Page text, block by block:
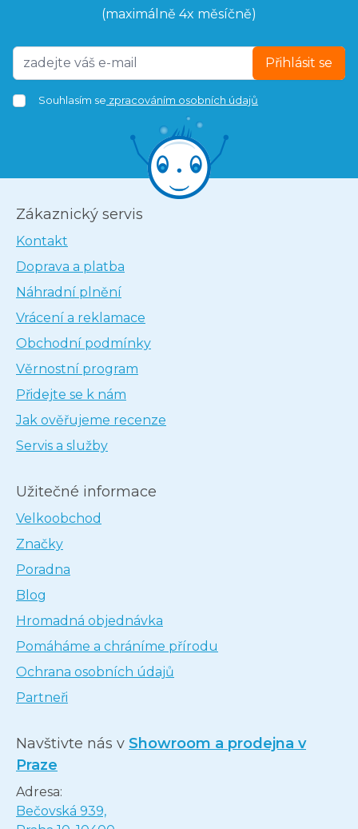
(maximálně 4x měsíčně)
Přihlásit se
Souhlasím se zpracováním osobních údajů
Zákaznický servis
Kontakt
Doprava a platba
Náhradní plnění
Vrácení a reklamace
Obchodní podmínky
Věrnostní program
Přidejte se k nám
Jak ověřujeme recenze
Servis a služby
Užitečné informace
Velkoobchod
Značky
Poradna
Blog
Hromadná objednávka
Pomáháme a chráníme přírodu
Ochrana osobních údajů
Partneři
Navštivte nás v Showroom a prodejna v
Praze
Adresa:
Bečovská 939,